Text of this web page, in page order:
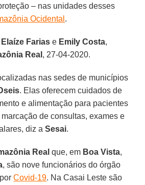
– nas unidades desses
Ocidental .
Elaíze Farias e Emily Costa,
Real , 27-04-2020.
nas sedes de municípios
. Elas oferecem cuidados de
e alimentação para pacientes
de consultas, exames e
diz aSesai.
Real que, em Boa Vista,
, são nove funcionários do órgão
Covid-19. Na Casai Leste são